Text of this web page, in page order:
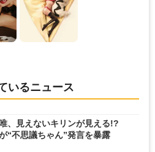
いるニュース
、見えないキリンが見える!?
“不思議ちゃん”発言を暴露